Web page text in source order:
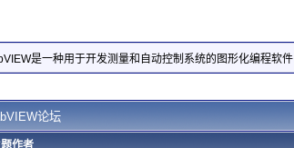
是一种用于开发测量和自动控制系统的图形化编程软件
论坛
作者